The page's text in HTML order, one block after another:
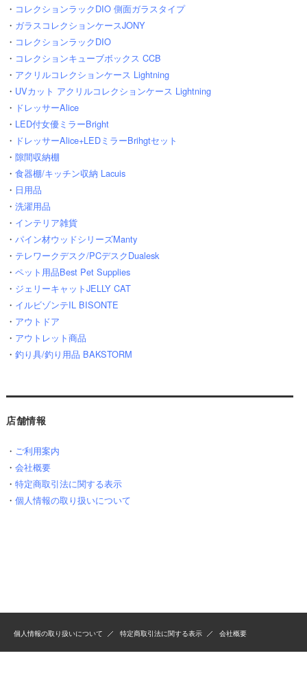
・ コレクションラックDIO 側面ガラスタイプ
・ ガラスコレクションケースJONY
・ コレクションラックDIO
・ コレクションキューブボックス CCB
・ アクリルコレクションケース Lightning
・ UVカット アクリルコレクションケース Lightning
・ ドレッサーAlice
・ LED付女優ミラーBright
・ ドレッサーAlice+LEDミラーBrihgtセット
・ 隙間収納棚
・ 食器棚/キッチン収納 Lacuis
・ 日用品
・ 洗濯用品
・ インテリア雑貨
・ パイン材ウッドシリーズManty
・ テレワークデスク/PCデスクDualesk
・ ペット用品Best Pet Supplies
・ ジェリーキャットJELLY CAT
・ イルビゾンテIL BISONTE
・ アウトドア
・ アウトレット商品
・ 釣り具/釣り用品 BAKSTORM
店舗情報
・ ご利用案内
・ 会社概要
・ 特定商取引法に関する表示
・ 個人情報の取り扱いについて
個人情報の取り扱いについて 特定商取引法に関する表示 会社概要